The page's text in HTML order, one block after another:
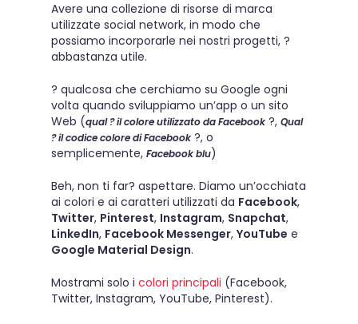
Avere una collezione di risorse di marca
utilizzate social network, in modo che
possiamo incorporarle nei nostri progetti, ?
abbastanza utile.
? qualcosa che cerchiamo su Google ogni
volta quando sviluppiamo un’app o un sito
Web (qual ? il colore utilizzato da Facebook?,Qual
? il codice colore di Facebook?, o
semplicemente,Facebook blu)
Beh, non ti far? aspettare. Diamo un’occhiata
ai colori e ai caratteri utilizzati da Facebook,
Twitter, Pinterest, Instagram, Snapchat,
LinkedIn, Facebook Messenger,YouTube e
Google Material Design.
Mostrami solo icolori principali (Facebook,
Twitter, Instagram, YouTube, Pinterest).